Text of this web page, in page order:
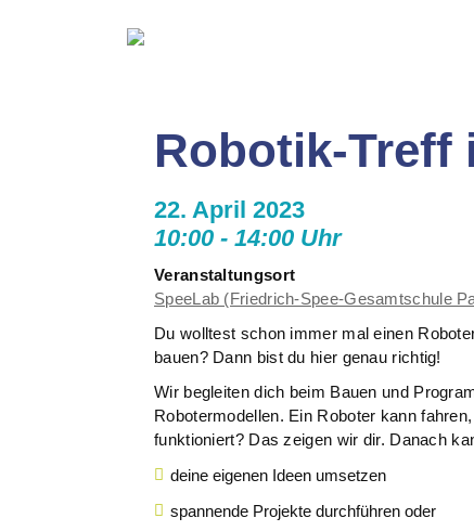
Robotik-Treff
22. April 2023
10:00 - 14:00 Uhr
Veranstaltungsort
SpeeLab (Friedrich-Spee-Gesamtschule
Du wolltest schon immer mal einen
bauen? Dann bist du hier genau richtig!
Wir begleiten dich beim Bauen und
Robotermodellen. Ein Roboter kann
funktioniert? Das zeigen wir dir. Danach
deine eigenen Ideen umsetzen
spannende Projekte durchführen oder